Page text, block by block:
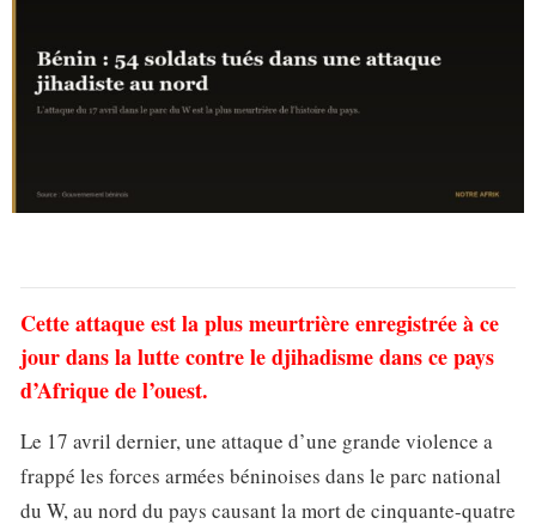
Cette attaque est la plus meurtrière enregistrée à ce
jour dans la lutte contre le djihadisme dans ce pays
d’Afrique de l’ouest.
Le 17 avril dernier, une attaque d’une grande violence a
frappé les forces armées béninoises dans le parc national
du W, au nord du pays causant la mort de cinquante-quatre